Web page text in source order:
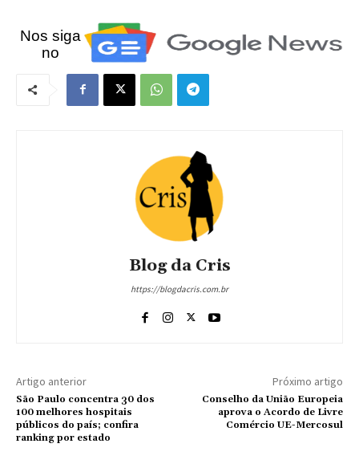
Nos siga
no
Blog da Cris
https://blogdacris.com.br
Artigo anterior
São Paulo concentra 30 dos
100 melhores hospitais
públicos do país; confira
ranking por estado
Próximo artigo
Conselho da União Europeia
aprova o Acordo de Livre
Comércio UE-Mercosul